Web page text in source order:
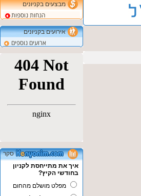
מבצעים בקניונים
הנחות נוספות
אירועים בקניונים
ארועים נוספים
סקר
איך את מתייחסת לקניון
בחודשי הקיץ?
מפלט מושלם מהחום